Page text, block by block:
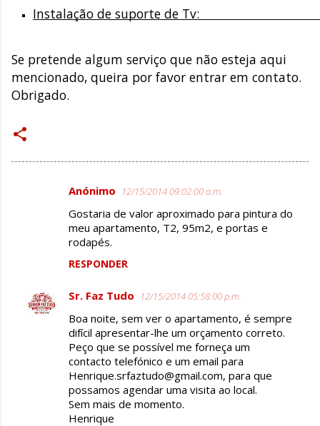
Instalação de suporte de Tv:
Se pretende algum serviço que não esteja aqui
mencionado, queira por favor entrar em contato.
Obrigado.
t
Anónimo 12/15/2014 09:02:00 a.m.
Gostaria de valor aproximado para pintura do
meu apartamento, T2, 95m2, e portas e
rodapés.
RESPONDER
Sr. Faz Tudo 12/15/2014 05:58:00 p.m.
Boa noite, sem ver o apartamento, é sempre
difícil apresentar-lhe um orçamento correto.
Peço que se possível me forneça um
contacto telefónico e um email para
Henrique.srfaztudo@gmail.com, para que
possamos agendar uma visita ao local.
Sem mais de momento.
Henrique